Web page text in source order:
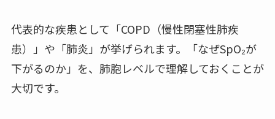
代表的な疾患として「COPD（慢性閉塞性肺疾
患）」や「肺炎」が挙げられます。「なぜSpO₂が
下がるのか」を、肺胞レベルで理解しておくことが
大切です。